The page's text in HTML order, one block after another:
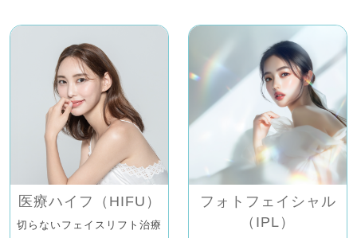
医療ハイフ（HIFU）
切らないフェイスリフト治療
フォトフェイシャル
（IPL）